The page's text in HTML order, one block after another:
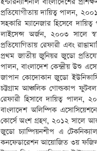
প্রতিযোগীতায় দায়িত্ব পালন,
সহকারি ম্যানেজার হিসেবে
লাইসেন্স অর্জন, ২০০৩ সালে
প্রতিযোগিতায় রেফারী এবং
প্রথম জাতীয় জুনিয়র জুডো
পালন, বাংলাদেশ কেন্দ্রীয় উশু
জাপান কোদোকান জুডো
চট্টগ্রাম আঞ্চলিক গোল্ডকাপ
রেফারী হিসাবে দায়িত্ব পালন,
বাংলাদেশ অলিম্পিক
কোর্সে অংশ গ্রহণ, ২০১২ সালে
জুডো চ্যাম্পিয়নশীপ এ
কনফেডারেশন আয়োজিত ৩য়